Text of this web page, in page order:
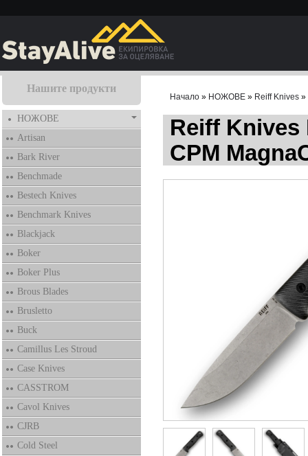
Нашите продукти
НОЖОВЕ
Artisan
Bark River
Benchmade
Bestech Knives
Benchmark Knives
Blackjack
Boker
Boker Plus
Brous Blades
Brusletto
Buck
Camillus Les Stroud
Case Knives
CASSTROM
Cavol Knives
CJRB
Cold Steel
Начало» НОЖОВЕ» Reiff Knives»
Reiff Knives
CPM